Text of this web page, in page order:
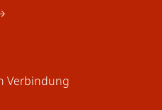
Verbindung